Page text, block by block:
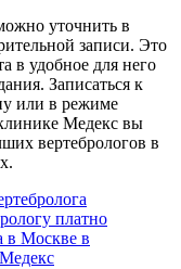
уточнить в
записи. Это
в удобное для него
Записаться к
или в режиме
Медекс вы
вертебрологов в
платно
в Москве в